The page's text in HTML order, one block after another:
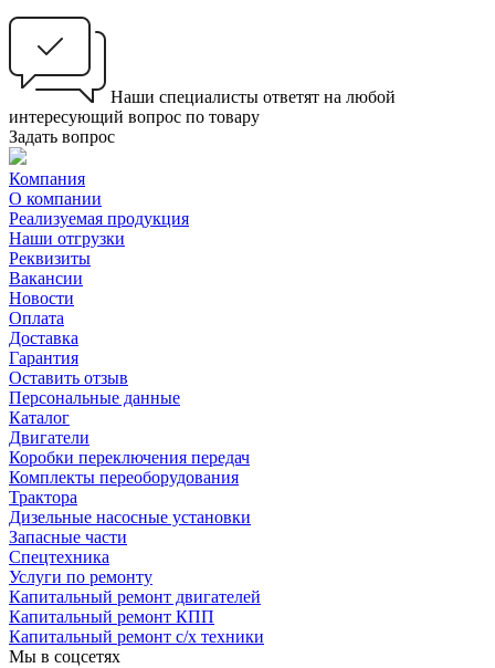
Наши специалисты ответят на любой
интересующий вопрос по товару
Задать вопрос
Компания
О компании
Реализуемая продукция
Наши отгрузки
Реквизиты
Вакансии
Новости
Оплата
Доставка
Гарантия
Оставить отзыв
Персональные данные
Каталог
Двигатели
Коробки переключения передач
Комплекты переоборудования
Трактора
Дизельные насосные установки
Запасные части
Спецтехника
Услуги по ремонту
Капитальный ремонт двигателей
Капитальный ремонт КПП
Капитальный ремонт с/х техники
Мы в соцсетях